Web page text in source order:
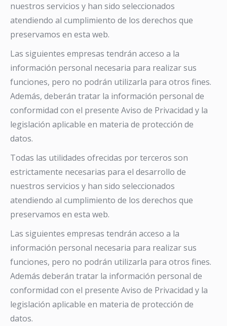
nuestros servicios y han sido seleccionados
atendiendo al cumplimiento de los derechos que
preservamos en esta web.
Las siguientes empresas tendrán acceso a la
información personal necesaria para realizar sus
funciones, pero no podrán utilizarla para otros fines.
Además, deberán tratar la información personal de
conformidad con el presente Aviso de Privacidad y la
legislación aplicable en materia de protección de
datos.
Todas las utilidades ofrecidas por terceros son
estrictamente necesarias para el desarrollo de
nuestros servicios y han sido seleccionados
atendiendo al cumplimiento de los derechos que
preservamos en esta web.
Las siguientes empresas tendrán acceso a la
información personal necesaria para realizar sus
funciones, pero no podrán utilizarla para otros fines.
Además deberán tratar la información personal de
conformidad con el presente Aviso de Privacidad y la
legislación aplicable en materia de protección de
datos.